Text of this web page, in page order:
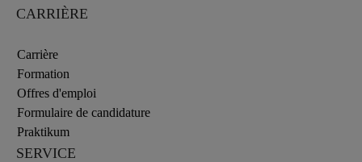
CARRIÈRE
Carrière
Formation
Offres d'emploi
Formulaire de candidature
Praktikum
SERVICE